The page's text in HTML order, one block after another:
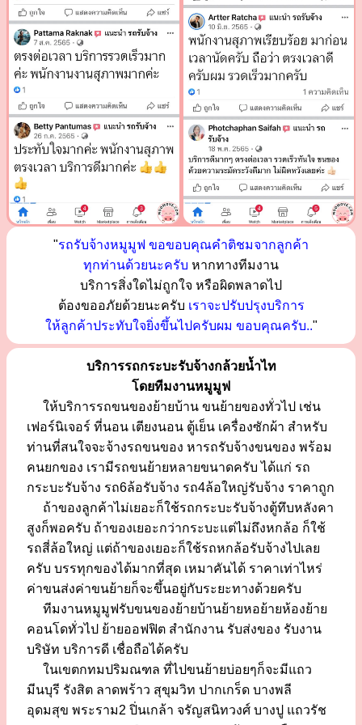
"รถรับจ้างหมูมูฟ ขอขอบคุณคำติชมจากลูกค้า
ทุกท่านด้วยนะครับ หากทางทีมงาน
บริการสิ่งใดไม่ถูกใจ หรือผิดพลาดไป
ต้องขออภัยด้วยนะครับ เราจะปรับปรุงบริการ
ให้ลูกค้าประทับใจยิ่งขึ้นไปครับผม ขอบคุณครับ.."
บริการรถกระบะรับจ้างกล้วยน้ำไท
โดยทีมงานหมูมูฟ
ให้บริการรถขนของย้ายบ้าน ขนย้ายของทั่วไป เช่น
เฟอร์นิเจอร์ ที่นอน เตียงนอน ตู้เย็น เครื่องซักผ้า สำหรับ
ท่านที่สนใจจะจ้างรถขนของ หารถรับจ้างขนของ พร้อม
คนยกของ เรามีรถขนย้ายหลายขนาดครับ ได้แก่ รถ
กระบะรับจ้าง รถ6ล้อรับจ้าง รถ4ล้อใหญ่รับจ้าง ราคาถูก
ถ้าของลูกค้าไม่เยอะก็ใช้รถกระบะรับจ้างตู้ทึบหลังคา
สูงก็พอครับ ถ้าของเยอะกว่ากระบะแต่ไม่ถึงหกล้อ ก็ใช้
รถสี่ล้อใหญ่ แต่ถ้าของเยอะก็ใช้รถหกล้อรับจ้างไปเลย
ครับ บรรทุกของได้มากที่สุด เหมาคันได้ ราคาเท่าไหร่
ค่าขนส่งค่าขนย้ายก็จะขึ้นอยู่กับระยะทางด้วยครับ
ทีมงานหมูมูฟรับขนของย้ายบ้านย้ายหอย้ายห้องย้าย
คอนโดทั่วไป ย้ายออฟฟิต สำนักงาน รับส่งของ รับงาน
บริษัท บริการดี เชื่อถือได้ครับ
ในเขตกทมปริมณฑล ที่ไปขนย้ายบ่อยๆก็จะมีแถว
มีนบุรี รังสิต ลาดพร้าว สุขุมวิท ปากเกร็ด บางพลี
อุดมสุข พระราม2 ปิ่นเกล้า จรัญสนิทวงศ์ บางปู แถวรัช